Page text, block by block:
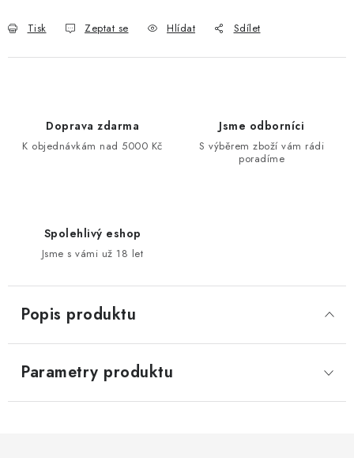
Tisk Zeptat se Hlídat Sdílet
Doprava zdarma
K objednávkám nad 5000 Kč
Jsme odborníci
S výběrem zboží vám rádi
poradíme
Spolehlivý eshop
Jsme s vámi už 18 let
Popis produktu
Parametry produktu